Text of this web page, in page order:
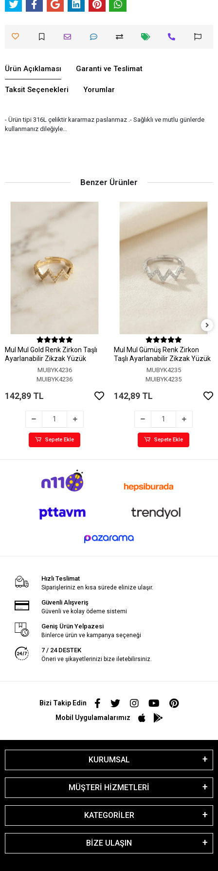
Ürün Açıklaması Garanti ve Teslimat
Taksit Seçenekleri Yorumlar
- Ürün tipi 316L çeliktir kararmaz paslanmaz .- Sağlıklı ve mutlu günlerde
kullanmanız dileğiyle…
Benzer Ürünler
MuI MuI Gold Renk Zirkon Taşlı
Ayarlanabilir Zikzak Yüzük
MUBYK4236
MUIBYK4236
142,89 TL
Sepete Ekle
MuI MuI Gümüş Renk Zirkon
Taşlı Ayarlanabilir Zikzak Yüzük
MUBYK4235
MUIBYK4235
142,89 TL
Sepete Ekle
Hızlı Teslimat
Siparişleriniz en kısa sürede elinize ulaşır.
Güvenli Alışveriş
Güvenli ve kolay ödeme sistemi
Geniş Ürün Yelpazesi
Binlerce ürün ve kampanya seçeneği
7 / 24 DESTEK
Öneri ve şikayetlerinizi bize iletebilirsiniz.
Bizi Takip Edin
Mobil Uygulamalarımız
KURUMSAL
MÜŞTERİ HİZMETLERİ
KATEGORİLER
BİZE ULAŞIN